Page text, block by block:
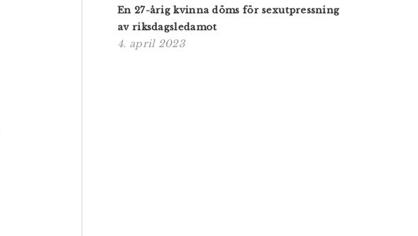
En 27-årig kvinna döms för sexutpressning
av riksdagsledamot
4. april 2023